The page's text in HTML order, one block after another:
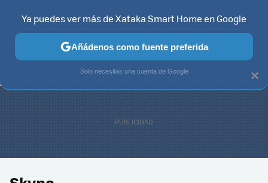
TELEVISORES CONTENIDOS SMART TV SELECCIÓN
×
Ya puedes ver más de Xataka Smart Home en Google
Añádenos como fuente preferida
Solo necesitas una cuenta de Google